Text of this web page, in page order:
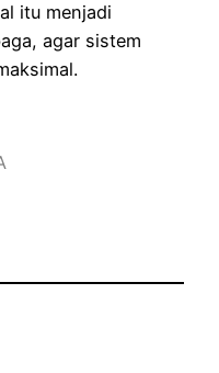
itu menjadi
agar sistem